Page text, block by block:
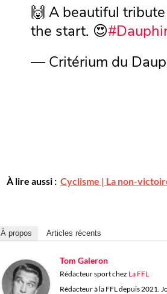
🙌 A beautiful
the start. 😍
— Critérium du
À lire aussi : Cyclisme | La non-
À propos Articles récents
Tom Galeron
Rédacteur sportchez La FFL
Rédacteur à la FFL depuis 2021.